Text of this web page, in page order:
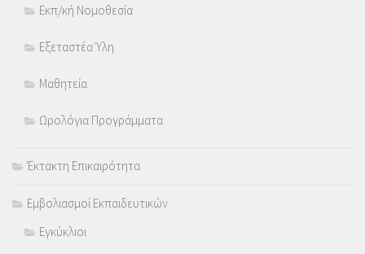
Εκπ/κή Νομοθεσία
Εξεταστέα Ύλη
Μαθητεία
Ωρολόγια Προγράμματα
Έκτακτη Επικαιρότητα
Εμβολιασμοί Εκπαιδευτικών
Εγκύκλιοι